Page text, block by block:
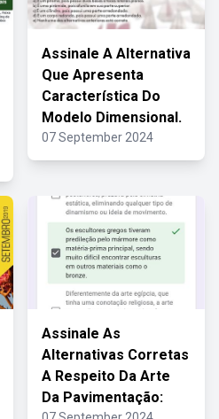
Assinale A Alternativa
Que Apresenta
Característica Do
Modelo Dimensional.
07 September 2024
Assinale As
Alternativas Corretas
A Respeito Da Arte
Da Pavimentação: